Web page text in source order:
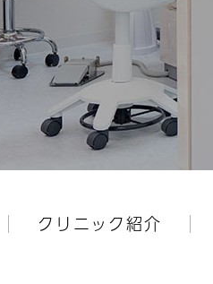
クリニック紹介